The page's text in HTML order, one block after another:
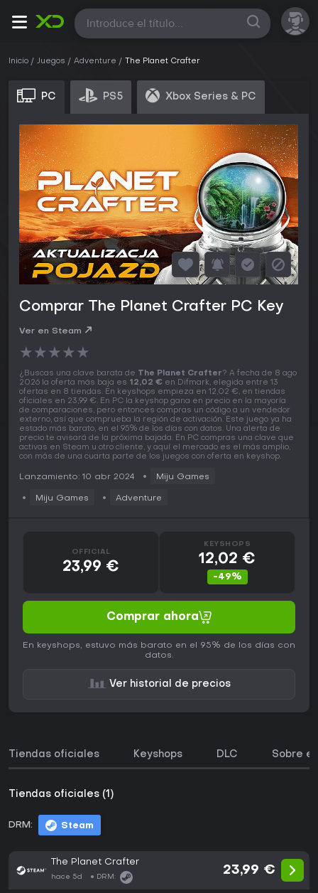
Todas
Inicio Juegos Adventure The Planet Crafter
PC PS5 Xbox Series & PC
Comprar The Planet Crafter PC Key
Ver en Steam
★★★★★
¿Buscas una clave barata de The Planet Crafter? A fecha de 8 ago
2026 la oferta más baja es 12,02 € en Difmark, elegida entre 13
ofertas en 8 tiendas. En keyshops empieza en 12,02 €, en tiendas
oficiales en 23,99 €. En PC la keyshop gana en precio en la mayoría
de comparaciones, pero entonces compras un código a un vendedor
externo, así que comprueba la región de activación. Este juego ya ha
estado más barato, en el 95% de los días con datos. Una alerta de
precio te avisará de la próxima bajada. En PC compras una clave que
activas en Steam u otro cliente, y aquí el mercado es el más amplio,
con más de una cuarta parte de los juegos con oferta en keyshop.
Lanzamiento: 10 abr 2024 Miju Games
Miju Games Adventure
OFFICIAL
23,99 €
KEYSHOPS
12,02 €
-49%
Comprar ahora
En keyshops, estuvo más barato en el 95% de los días con
datos.
Ver historial de precios
Tiendas oficiales Keyshops DLC Sobre
Tiendas oficiales (1)
DRM: Steam
The Planet Crafter
hace 5d DRM:
23,99 €